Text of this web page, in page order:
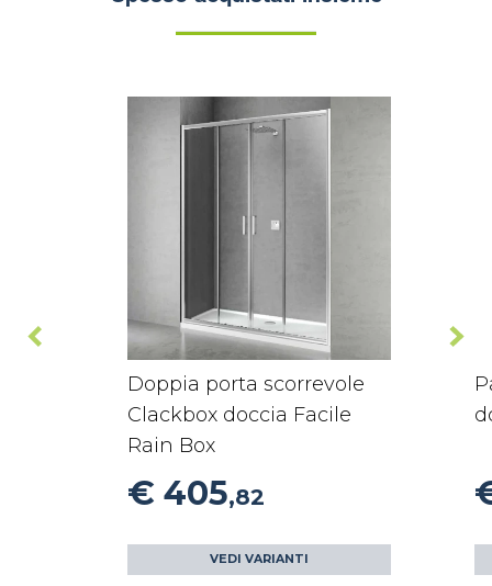
Doppia porta scorrevole
Clackbox doccia Facile
Rain Box
€ 405,82
VEDI VARIANTI